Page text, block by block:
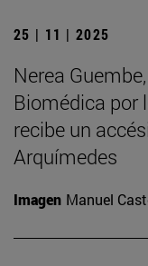
25 | 11 | 2025
Nerea
Biomédica por
recibe un
Arquímedes
Imagen Manuel